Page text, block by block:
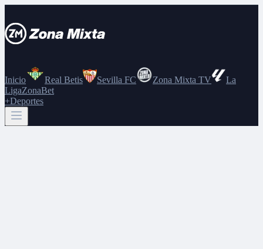
Inicio Real Betis Sevilla FC Zona Mixta TV
La
LigaZonaBet
+Deportes